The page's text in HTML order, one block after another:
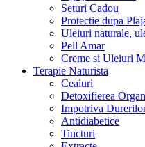
Seturi Cadou
Protectie dupa
Uleiuri naturale,
Pell Amar
Creme si Uleiuri
Terapie Naturista
Ceaiuri
Detoxifierea
Impotriva
Antidiabetice
Tincturi